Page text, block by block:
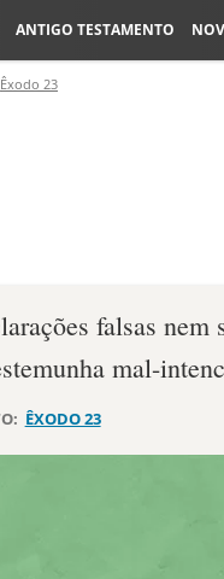
ANTIGO TESTAMENTO
Êxodo 23
falsas nem
mal-
ÊXODO 23